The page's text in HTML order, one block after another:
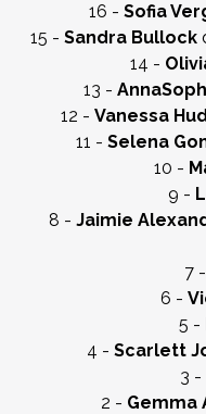
16 - Sofia
15 - Sandra Bullock
14 -
13 -
12 - Vanessa
11 - Selena
10 -
9 -
8 - Jaimie
7 -
6 -
5 -
4 - Scarlett
3 -
2 - Gemma